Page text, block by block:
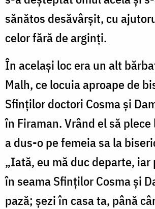
sănătos desăvârșit, cu
celor fără de arginți.
În același loc era un alt
Malh, ce locuia aproape de
Sfinților doctori Cosma și
în Firaman. Vrând el să
a dus-o pe femeia sa la
„Iată, eu mă duc departe, iar
în seama Sfinților Cosma și
pază; șezi în casa ta, până